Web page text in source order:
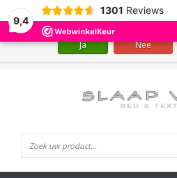
9,4
1301 Reviews
Wij slaan cookies op om onze website
Ja Nee